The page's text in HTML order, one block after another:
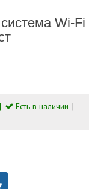
Wi-Fi
Есть в наличии